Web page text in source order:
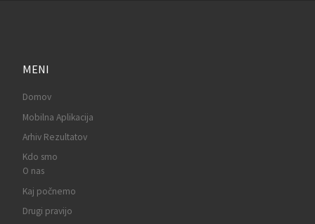
MENI
Domov
Mobilna Aplikacija
Arhiv Rezultatov
Kdo smo
O nas
Kaj počnemo
Drugi pravijo